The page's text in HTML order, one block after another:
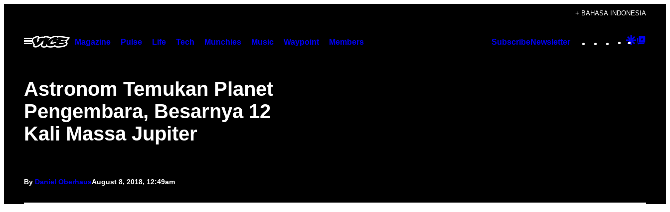
content
+ BAHASA INDONESIA
Open
Menu
Magazine Pulse Life Tech Munchies Music Waypoint Members SubscribeNewsletter Instagram
TikTok
YouTube
Google
Astronom Temukan Planet
Pengembara, Besarnya 12
Kali Massa Jupiter
By Daniel OberhausAugust 8, 2018, 12:49am